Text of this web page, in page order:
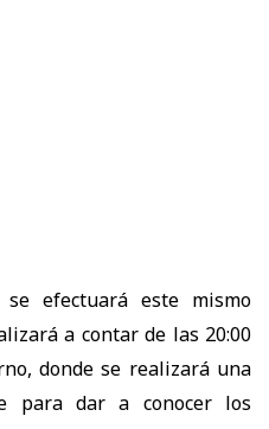
se efectuará este mismo
a contar de las 20:00
donde se realizará una
para dar a conocer los